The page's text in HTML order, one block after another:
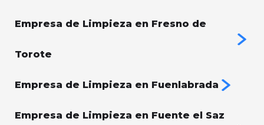
Empresa de Limpieza en Fresno de
Torote
Empresa de Limpieza en Fuenlabrada
Empresa de Limpieza en Fuente el Saz